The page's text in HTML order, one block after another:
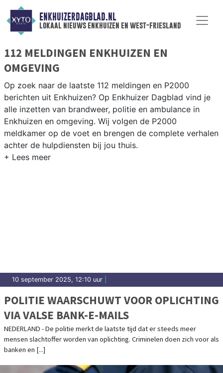
ENKHUIZERDAGBLAD.NL
lokaal nieuws enkhuizen en west-friesland
112 MELDINGEN ENKHUIZEN EN
OMGEVING
Op zoek naar de laatste 112 meldingen en P2000
berichten uit Enkhuizen? Op Enkhuizer Dagblad vind je
alle inzetten van brandweer, politie en ambulance in
Enkhuizen en omgeving. Wij volgen de P2000
meldkamer op de voet en brengen de complete verhalen
achter de hulpdiensten bij jou thuis.
10 september 2025, 12:10 uur
POLITIE WAARSCHUWT VOOR OPLICHTING
VIA VALSE BANK-E-MAILS
NEDERLAND - De politie merkt de laatste tijd dat er steeds meer
mensen slachtoffer worden van oplichting. Criminelen doen zich voor als
banken en [...]